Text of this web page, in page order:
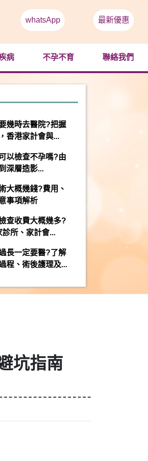
whatsApp 最新優惠
病 不孕不育 聯絡我們
幾時去醫院?把握
香港家計會與...
以檢查不孕嗎?由
深層造影...
大概幾錢?費用、
事項解析
查收費大概幾多?
診所、家計會...
長一定要醫?了解
程、術後護理及...
坑指南